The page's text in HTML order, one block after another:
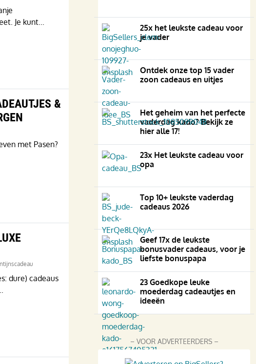
Je kunt...
&
met Pasen?
dure) cadeaus
25x het leukste cadeau voor
je vader
Ontdek onze top 15 vader
zoon cadeaus en uitjes
Het geheim van het perfecte
vaderdag kado? Bekijk ze
hier alle 17!
23x Het leukste cadeau voor
opa
Top 10+ leukste vaderdag
cadeaus 2026
Geef 17x de leukste
bonusvader cadeaus, voor je
liefste bonuspapa
23 Goedkope leuke
moederdag cadeautjes en
ideeën
– VOOR ADVERTEERDERS –